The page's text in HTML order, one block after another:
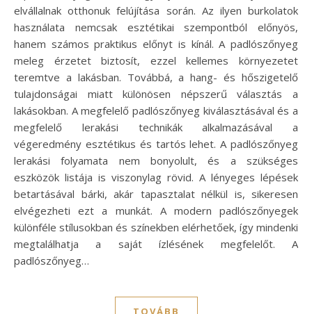
elvállalnak otthonuk felújítása során. Az ilyen burkolatok
használata nemcsak esztétikai szempontból előnyös,
hanem számos praktikus előnyt is kínál. A padlószőnyeg
meleg érzetet biztosít, ezzel kellemes környezetet
teremtve a lakásban. Továbbá, a hang- és hőszigetelő
tulajdonságai miatt különösen népszerű választás a
lakásokban. A megfelelő padlószőnyeg kiválasztásával és a
megfelelő lerakási technikák alkalmazásával a
végeredmény esztétikus és tartós lehet. A padlószőnyeg
lerakási folyamata nem bonyolult, és a szükséges
eszközök listája is viszonylag rövid. A lényeges lépések
betartásával bárki, akár tapasztalat nélkül is, sikeresen
elvégezheti ezt a munkát. A modern padlószőnyegek
különféle stílusokban és színekben elérhetőek, így mindenki
megtalálhatja a saját ízlésének megfelelőt. A
padlószőnyeg…